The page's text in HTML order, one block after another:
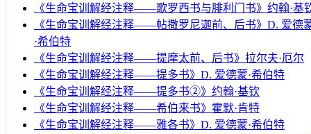
《生命宝训解经注释——歌罗西书与腓利门书》约翰·基
《生命宝训解经注释——帖撒罗尼迦前、后书》D. 爱德
·希伯特
《生命宝训解经注释——提摩太前、后书》拉尔夫·厄尔
《生命宝训解经注释——提多书》D. 爱德蒙·希伯特
《生命宝训解经注释——提多书②》约翰·基钦
《生命宝训解经注释——希伯来书》霍默·肯特
《生命宝训解经注释——雅各书》D. 爱德蒙·希伯特